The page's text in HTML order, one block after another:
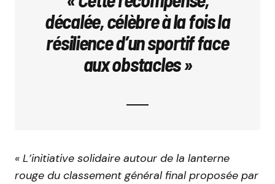
décalée, célèbre à la fois la
résilience d’un sportif face
aux obstacles »
« L’initiative solidaire autour de la lanterne
rouge du classement général final proposée par